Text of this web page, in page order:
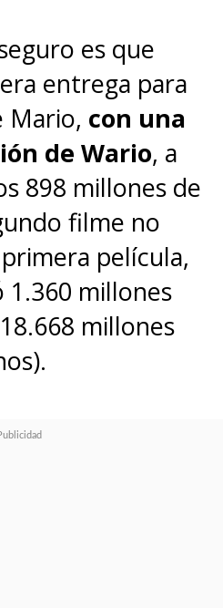
es que
entrega para
Mario, con una
de Wario, a
898 millones de
filme no
película,
1.360 millones
millones